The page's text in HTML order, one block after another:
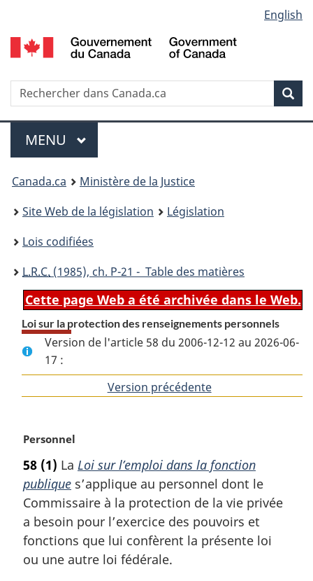
au
contenu
propos
de
la
HTML
simplifiée
selection
English
Recherche
Menu
MENU PRINCIPAL
You
are
here:
Canada.ca
Ministère de la Justice
Site Web de la législation
Législation
Lois codifiées
L.R.C. (1985), ch. P-21 - Table des matières
Cette page Web a été archivée dans le Web.
Loi sur la protection des renseignements personnels
Version de l'article 58 du 2006-12-12 au 2026-06-
17 :
Version précédentede
N
t
e
m
a
g
i
Personnel
58 (1) La Loi sur l’emploi dans la fonction
publique s’applique au personnel dont le
Commissaire à la protection de la vie privée
a besoin pour l’exercice des pouvoirs et
fonctions que lui confèrent la présente loi
ou une autre loi fédérale.